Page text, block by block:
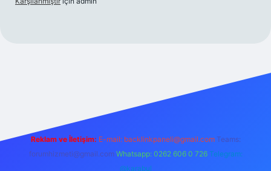
Reklam ve İletişim: E-mail: backlinkpaneli@gmail.com Teams:
forumhizmeti@gmail.com Whatsapp: 0262 606 0 726 Telegram:
@karabul